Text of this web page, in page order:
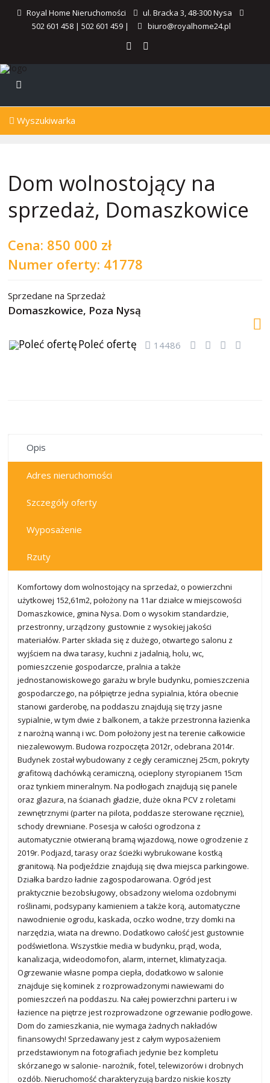
Royal Home Nieruchomości
ul. Bracka 3, 48-300 Nysa
502 601 458| 502 601 459| biuro@royalhome24.pl
Wyszukiwarka
Dom wolnostojący na
sprzedaż, Domaszkowice
Cena: 850 000 zł
Numer oferty: 41778
Sprzedane na Sprzedaż
Domaszkowice, Poza Nysą
Poleć ofertę 14486
Opis
Adres nieruchomości
Szczegóły oferty
Wyposażenie
Rzuty
Komfortowy dom wolnostojący na sprzedaż, o powierzchni
użytkowej 152,61m2, położony na 11ar działce w miejscowości
Domaszkowice, gmina Nysa. Dom o wysokim standardzie,
przestronny, urządzony gustownie z wysokiej jakości
materiałów. Parter składa się z dużego, otwartego salonu z
wyjściem na dwa tarasy, kuchni z jadalnią, holu, wc,
pomieszczenie gospodarcze, pralnia a także
jednostanowiskowego garażu w bryle budynku, pomieszczenia
gospodarczego, na półpiętrze jedna sypialnia, która obecnie
stanowi garderobę, na poddaszu znajdują się trzy jasne
sypialnie, w tym dwie z balkonem, a także przestronna łazienka
z narożną wanną i wc. Dom położony jest na terenie całkowicie
niezalewowym. Budowa rozpoczęta 2012r, odebrana 2014r.
Budynek został wybudowany z cegły ceramicznej 25cm, pokryty
grafitową dachówką ceramiczną, ocieplony styropianem 15cm
oraz tynkiem mineralnym. Na podłogach znajdują się panele
oraz glazura, na ścianach gładzie, duże okna PCV z roletami
zewnętrznymi (parter na pilota, poddasze sterowane ręcznie),
schody drewniane. Posesja w całości ogrodzona z
automatycznie otwieraną bramą wjazdową, nowe ogrodzenie z
2019r. Podjazd, tarasy oraz ścieżki wybrukowane kostką
granitową. Na podjeździe znajdują się dwa miejsca parkingowe.
Działka bardzo ładnie zagospodarowana. Ogród jest
praktycznie bezobsługowy, obsadzony wieloma ozdobnymi
roślinami, podsypany kamieniem a także korą, automatyczne
nawodnienie ogrodu, kaskada, oczko wodne, trzy domki na
narzędzia, wiata na drewno. Dodatkowo całość jest gustownie
podświetlona. Wszystkie media w budynku, prąd, woda,
kanalizacja, wideodomofon, alarm, internet, klimatyzacja.
Ogrzewanie własne pompa ciepła, dodatkowo w salonie
znajduje się kominek z rozprowadzonymi nawiewami do
pomieszczeń na poddaszu. Na całej powierzchni parteru i w
łazience na piętrze jest rozprowadzone ogrzewanie podłogowe.
Dom do zamieszkania, nie wymaga żadnych nakładów
finansowych! Sprzedawany jest z całym wyposażeniem
przedstawionym na fotografiach jedynie bez kompletu
skórzanego w salonie- narożnik, fotel, telewizorów i drobnych
ozdób. Nieruchomość charakteryzują bardzo niskie koszty